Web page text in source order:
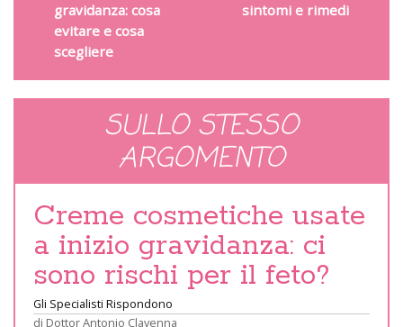
gravidanza: cosa
evitare e cosa
scegliere
sintomi e rimedi
SULLO STESSO
ARGOMENTO
Creme cosmetiche usate
a inizio gravidanza: ci
sono rischi per il feto?
Gli Specialisti Rispondono
di Dottor Antonio Clavenna